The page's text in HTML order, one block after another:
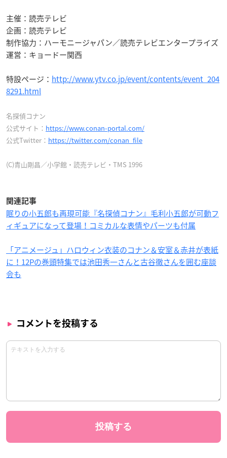
主催：読売テレビ
企画：読売テレビ
制作協力：ハーモニージャパン／読売テレビエンタープライズ
運営：キョードー関西
特設ページ： http://www.ytv.co.jp/event/contents/event_204
8291.html
名探偵コナン
公式サイト： https://www.conan-portal.com/
公式Twitter： https://twitter.com/conan_file
(C)青山剛昌／小学館・読売テレビ・TMS 1996
関連記事
眠りの小五郎も再現可能『名探偵コナン』毛利小五郎が可動フ
ィギュアになって登場！コミカルな表情やパーツも付属
「アニメージュ」ハロウィン衣装のコナン＆安室＆赤井が表紙
に！12Pの巻頭特集では池田秀一さんと古谷徹さんを囲む座談
会も
コメントを投稿する